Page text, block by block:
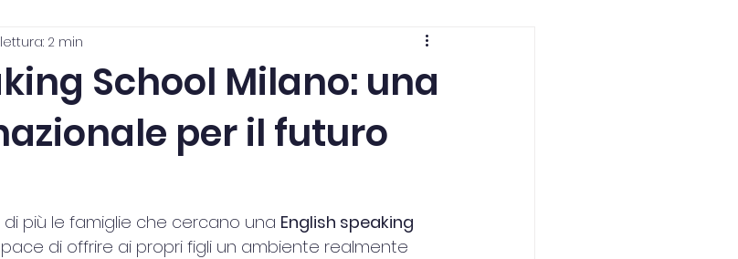
School Milano: una
per il futuro
2 min
più le famiglie che cercano una English speaking
di offrire ai propri figli un ambiente realmente